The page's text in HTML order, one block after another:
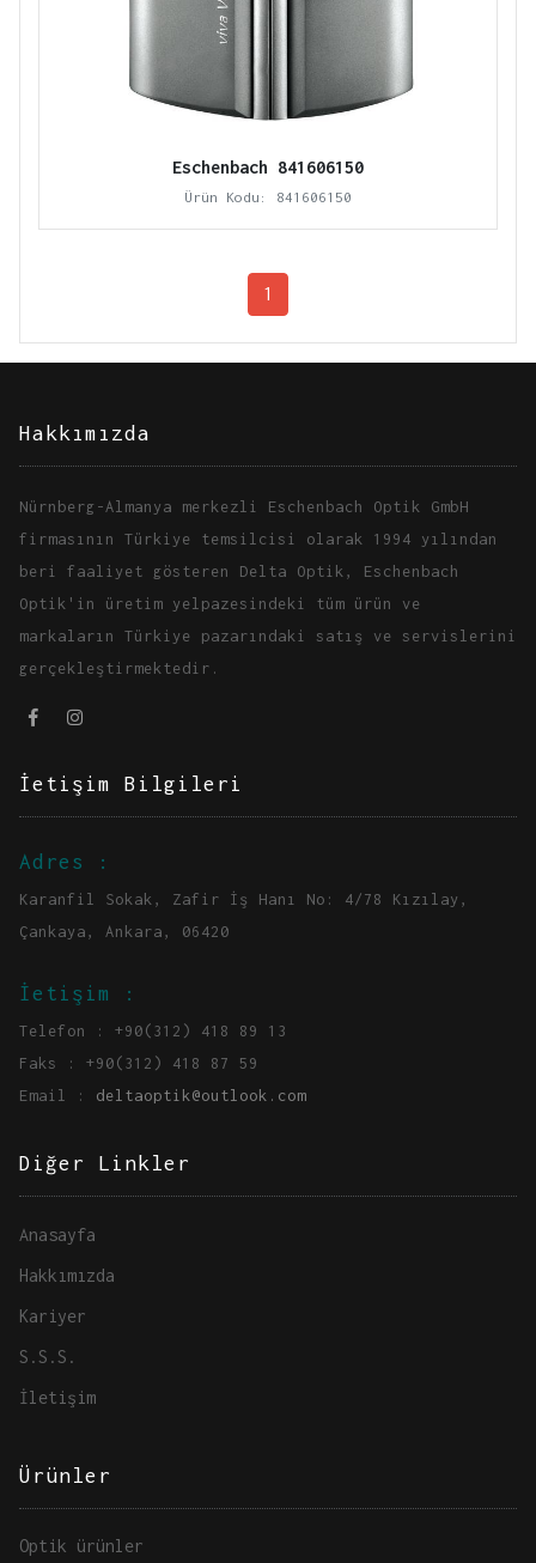
Eschenbach 841606150
Ürün Kodu: 841606150
1
Hakkımızda
Nürnberg-Almanya merkezli Eschenbach Optik GmbH
firmasının Türkiye temsilcisi olarak 1994 yılından
beri faaliyet gösteren Delta Optik, Eschenbach
Optik'in üretim yelpazesindeki tüm ürün ve
markaların Türkiye pazarındaki satış ve servislerini
gerçekleştirmektedir.
İetişim Bilgileri
Adres :
Karanfil Sokak, Zafir İş Hanı No: 4/78 Kızılay,
Çankaya, Ankara, 06420
İetişim :
Telefon : +90(312) 418 89 13
Faks : +90(312) 418 87 59
Email : deltaoptik@outlook.com
Diğer Linkler
Anasayfa
Hakkımızda
Kariyer
S.S.S.
İletişim
Ürünler
Optik ürünler